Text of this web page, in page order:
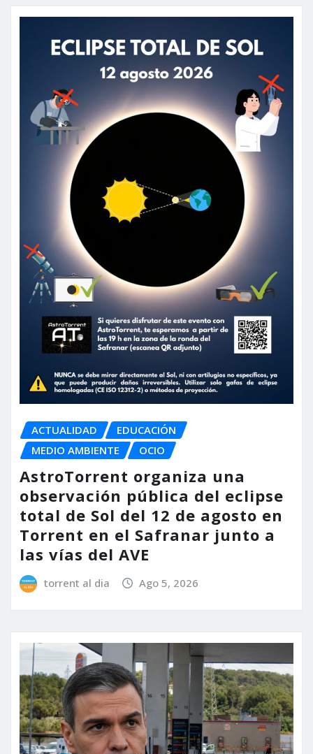
ACTUALIDAD
EDUCACIÓN
MEDIO AMBIENTE
OCIO
AstroTorrent organiza una
observación pública del eclipse
total de Sol del 12 de agosto en
Torrent en el Safranar junto a
las vías del AVE
torrent al dia Ago 5, 2026